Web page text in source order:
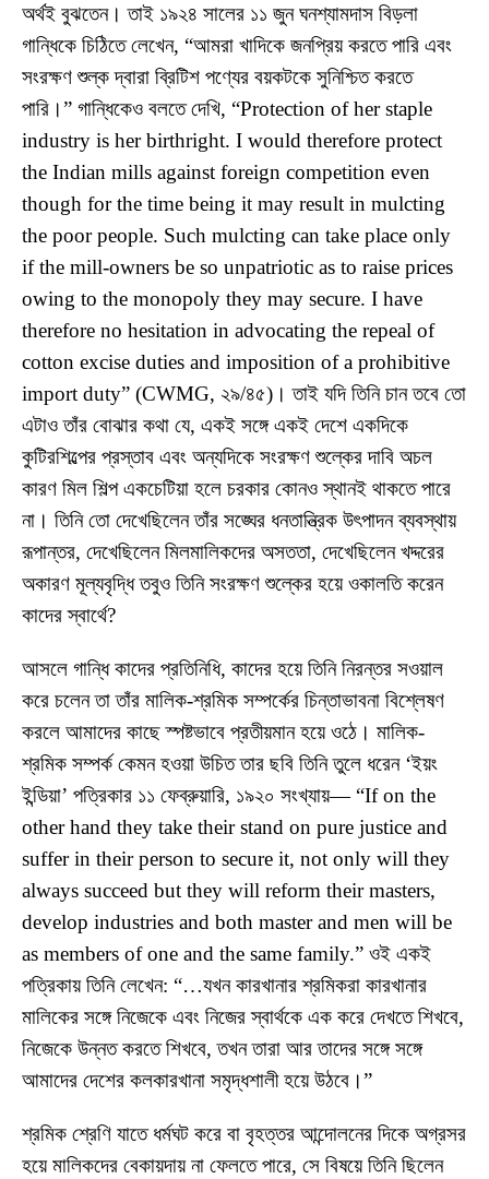
অর্থই বুঝতেন। তাই ১৯২৪ সালের ১১ জুন ঘনশ্যামদাস বিড়লা
গান্ধিকে চিঠিতে লেখেন, “আমরা খাদিকে জনপ্রিয় করতে পারি এবং
সংরক্ষণ শুল্ক দ্বারা ব্রিটিশ পণ্যের বয়কটকে সুনিশ্চিত করতে
পারি।” গান্ধিকেও বলতে দেখি, “Protection of her staple
industry is her birthright. I would therefore protect
the Indian mills against foreign competition even
though for the time being it may result in mulcting
the poor people. Such mulcting can take place only
if the mill-owners be so unpatriotic as to raise prices
owing to the monopoly they may secure. I have
therefore no hesitation in advocating the repeal of
cotton excise duties and imposition of a prohibitive
import duty” (CWMG, ২৯/৪৫)। তাই যদি তিনি চান তবে তো
এটাও তাঁর বোঝার কথা যে, একই সঙ্গে একই দেশে একদিকে
কুটিরশিল্পের প্রস্তাব এবং অন্যদিকে সংরক্ষণ শুল্কের দাবি অচল
কারণ মিল শিল্প একচেটিয়া হলে চরকার কোনও স্থানই থাকতে পারে
না। তিনি তো দেখেছিলেন তাঁর সঙ্ঘের ধনতান্ত্রিক উৎপাদন ব্যবস্থায়
রূপান্তর, দেখেছিলেন মিলমালিকদের অসততা, দেখেছিলেন খদ্দরের
অকারণ মূল্যবৃদ্ধি তবুও তিনি সংরক্ষণ শুল্কের হয়ে ওকালতি করেন
কাদের স্বার্থে?
আসলে গান্ধি কাদের প্রতিনিধি, কাদের হয়ে তিনি নিরন্তর সওয়াল
করে চলেন তা তাঁর মালিক-শ্রমিক সম্পর্কের চিন্তাভাবনা বিশ্লেষণ
করলে আমাদের কাছে স্পষ্টভাবে প্রতীয়মান হয়ে ওঠে। মালিক-
শ্রমিক সম্পর্ক কেমন হওয়া উচিত তার ছবি তিনি তুলে ধরেন ‘ইয়ং
ইন্ডিয়া’ পত্রিকার ১১ ফেব্রুয়ারি, ১৯২০ সংখ্যায়— “If on the
other hand they take their stand on pure justice and
suffer in their person to secure it, not only will they
always succeed but they will reform their masters,
develop industries and both master and men will be
as members of one and the same family.” ওই একই
পত্রিকায় তিনি লেখেন: “…যখন কারখানার শ্রমিকরা কারখানার
মালিকের সঙ্গে নিজেকে এবং নিজের স্বার্থকে এক করে দেখতে শিখবে,
নিজেকে উন্নত করতে শিখবে, তখন তারা আর তাদের সঙ্গে সঙ্গে
আমাদের দেশের কলকারখানা সমৃদ্ধশালী হয়ে উঠবে।”
শ্রমিক শ্রেণি যাতে ধর্মঘট করে বা বৃহত্তর আন্দোলনের দিকে অগ্রসর
হয়ে মালিকদের বেকায়দায় না ফেলতে পারে, সে বিষয়ে তিনি ছিলেন